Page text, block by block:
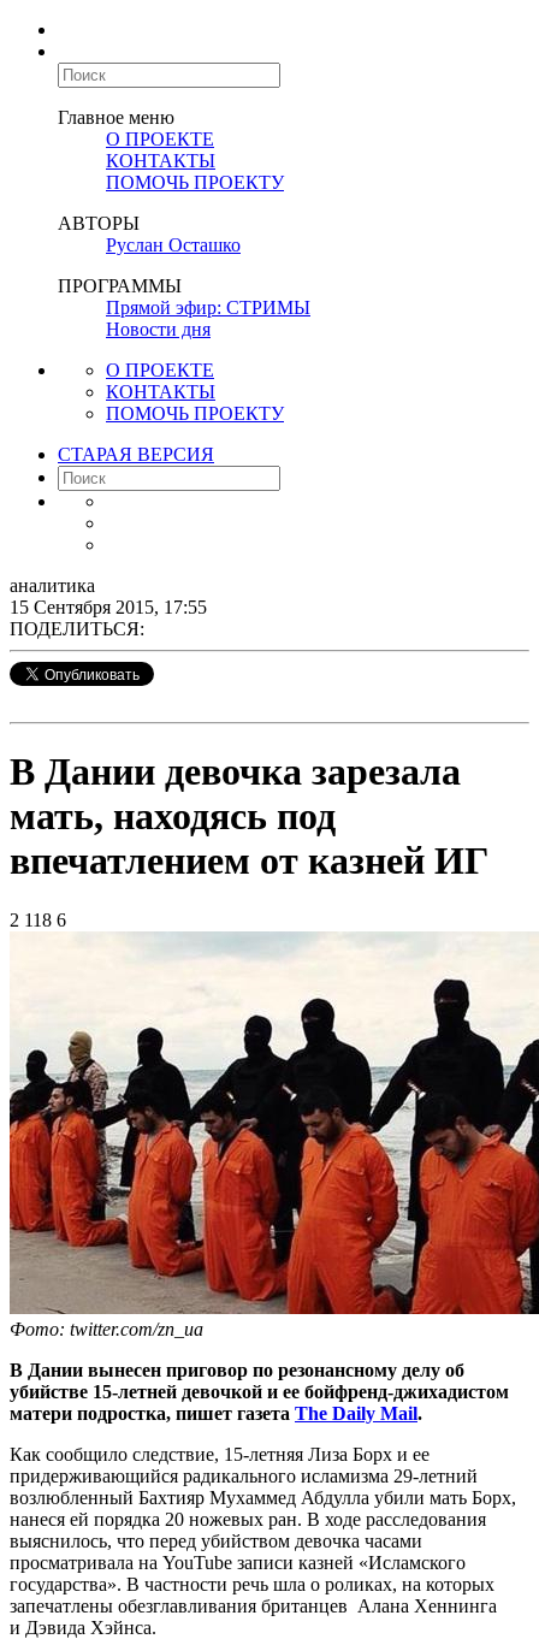
Главное меню
О ПРОЕКТЕ
КОНТАКТЫ
ПОМОЧЬ ПРОЕКТУ
АВТОРЫ
Руслан Осташко
ПРОГРАММЫ
Прямой эфир: СТРИМЫ
Новости дня
О ПРОЕКТЕ
КОНТАКТЫ
ПОМОЧЬ ПРОЕКТУ
СТАРАЯ ВЕРСИЯ
аналитика
15 Сентября 2015, 17:55
ПОДЕЛИТЬСЯ:
В Дании девочка зарезала
мать, находясь под
впечатлением от казней ИГ
2 118 6
Фото: twitter.com/zn_ua
В Дании вынесен приговор по резонансному делу об
убийстве 15-летней девочкой и ее бойфренд-джихадистом
матери подростка, пишет газета The Daily Mail.
Как сообщило следствие, 15-летняя Лиза Борх и ее
придерживающийся радикального исламизма 29-летний
возлюбленный Бахтияр Мухаммед Абдулла убили мать Борх,
нанеся ей порядка 20 ножевых ран. В ходе расследования
выяснилось, что перед убийством девочка часами
просматривала на YouTube записи казней «Исламского
государства». В частности речь шла о роликах, на которых
запечатлены обезглавливания британцев Алана Хеннинга
и Дэвида Хэйнса.